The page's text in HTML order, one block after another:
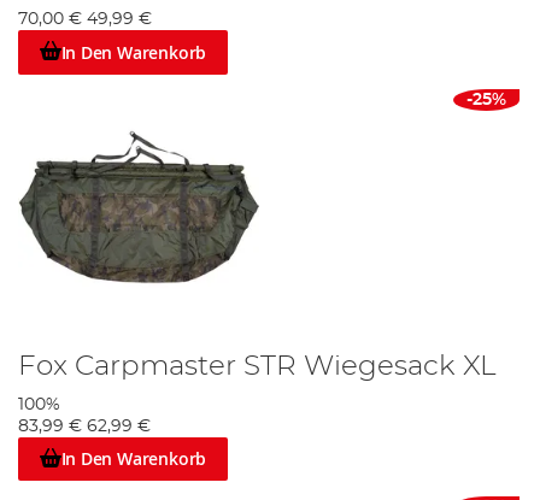
70,00 € 49,99 €
In Den Warenkorb
-25%
Fox Carpmaster STR Wiegesack XL
100%
83,99 € 62,99 €
In Den Warenkorb